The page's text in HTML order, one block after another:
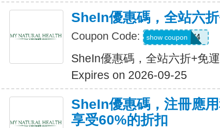
SheIn優惠碼，全站六
Coupon Code: LS8V4
show coupon
SheIn優惠碼，全站六折+免
Expires on 2026-09-25
SheIn優惠碼，注冊應
享受60%的折扣